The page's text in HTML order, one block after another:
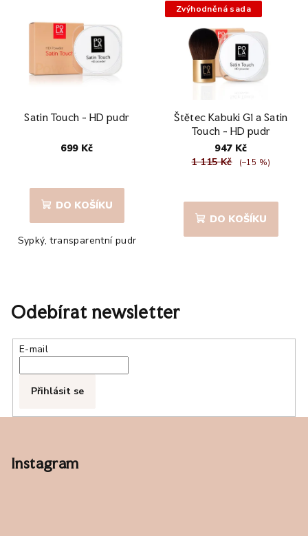
Satin Touch - HD pudr
699 Kč
hodnocení
produktu
z
DO KOŠÍKU
Sypký, transparentní pudr
Zvýhodněná sada
Štětec Kabuki G1 a Satin
Touch - HD pudr
947 Kč
1 115 Kč
(–15 %)
hodnocení
produktu
DO KOŠÍKU
Odebírat newsletter
E-mail
Přihlásit se
Instagram